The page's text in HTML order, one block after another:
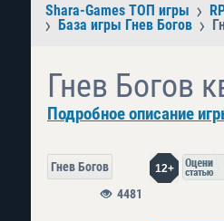
Shara-Games ТОП игры
База игры Гнев Богов
Гнев Богов
Подробное описание
Гнев Богов 12+
4481